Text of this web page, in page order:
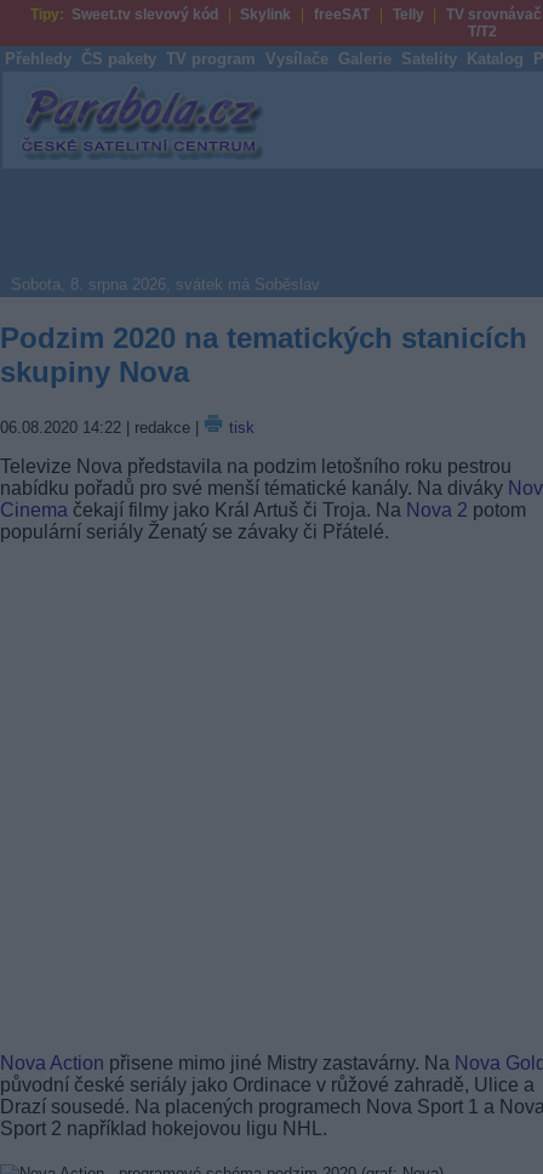
Tipy: Sweet.tv slevový kód Skylink freeSAT Telly
TV srovnávač
T/T2
Přehledy ČS pakety TV program Vysílače Galerie Satelity Katalog
Parabola.cz
Sobota, 8. srpna 2026, svátek má Soběslav
Podzim 2020 na tematických stanicích
skupiny Nova
06.08.2020 14:22 | redakce | tisk
Televize Nova představila na podzim letošního roku pestrou
nabídku pořadů pro své menší tématické kanály. Na diváky
Cinema čekají filmy jako Král Artuš či Troja. Na Nova 2 potom
populární seriály Ženatý se závaky či Přátelé.
Nova Action přisene mimo jiné Mistry zastavárny. Na Nova
původní české seriály jako Ordinace v růžové zahradě, Ulice a
Drazí sousedé. Na placených programech Nova Sport 1 a
Sport 2 například hokejovou ligu NHL.